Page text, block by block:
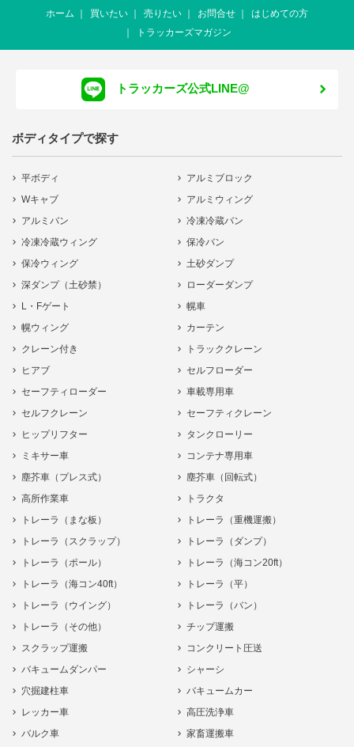
ホーム 買いたい 売りたい お問合せ
はじめての方
トラッカーズマガジン
トラッカーズ公式LINE@
ボディタイプで探す
平ボディ
アルミブロック
Wキャブ
アルミウィング
アルミバン
冷凍冷蔵バン
冷凍冷蔵ウィング
保冷バン
保冷ウィング
土砂ダンプ
深ダンプ（土砂禁）
ローダーダンプ
L・Fゲート
幌車
幌ウィング
カーテン
クレーン付き
トラッククレーン
ヒアブ
セルフローダー
セーフティローダー
車載専用車
セルフクレーン
セーフティクレーン
ヒップリフター
タンクローリー
ミキサー車
コンテナ専用車
塵芥車（プレス式）
塵芥車（回転式）
高所作業車
トラクタ
トレーラ（まな板）
トレーラ（重機運搬）
トレーラ（スクラップ）
トレーラ（ダンプ）
トレーラ（ポール）
トレーラ（海コン20ft）
トレーラ（海コン40ft）
トレーラ（平）
トレーラ（ウイング）
トレーラ（バン）
トレーラ（その他）
チップ運搬
スクラップ運搬
コンクリート圧送
バキュームダンパー
シャーシ
穴掘建柱車
バキュームカー
レッカー車
高圧洗浄車
バルク車
家畜運搬車